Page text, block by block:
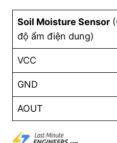
Soil Moisture Sensor
độ ẩm điện dung)
VCC
GND
AOUT